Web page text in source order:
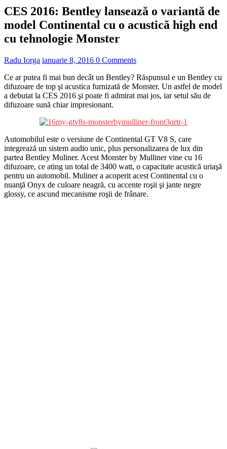
CES 2016: Bentley lansează o variantă de
model Continental cu o acustică high end
cu tehnologie Monster
Radu Iorga ianuarie 8, 2016 0 Comments
Ce ar putea fi mai bun decât un Bentley? Răspunsul e un Bentley cu
difuzoare de top şi acustica furnizată de Monster. Un astfel de model
a debutat la CES 2016 şi poate fi admirat mai jos, iar setul său de
difuzoare sună chiar impresionant.
Automobilul este o versiune de Continental GT V8 S, care
integrează un sistem audio unic, plus personalizarea de lux din
partea Bentley Muliner. Acest Monster by Mulliner vine cu 16
difuzoare, ce ating un total de 3400 watt, o capacitate acustică uriaşă
pentru un automobil. Muliner a acoperit acest Continental cu o
nuanţă Onyx de culoare neagră, cu accente roşii şi jante negre
glossy, ce ascund mecanisme roşii de frânare.